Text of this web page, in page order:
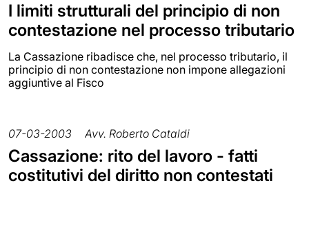
I limiti strutturali del principio di non
contestazione nel processo tributario
La Cassazione ribadisce che, nel processo tributario, il
principio di non contestazione non impone allegazioni
aggiuntive al Fisco
07-03-2003 Avv. Roberto Cataldi
Cassazione: rito del lavoro - fatti
costitutivi del diritto non contestati